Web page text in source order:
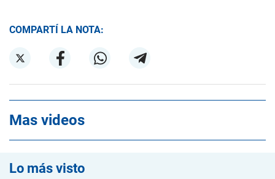
COMPARTÍ LA NOTA:
Mas videos
Lo más visto